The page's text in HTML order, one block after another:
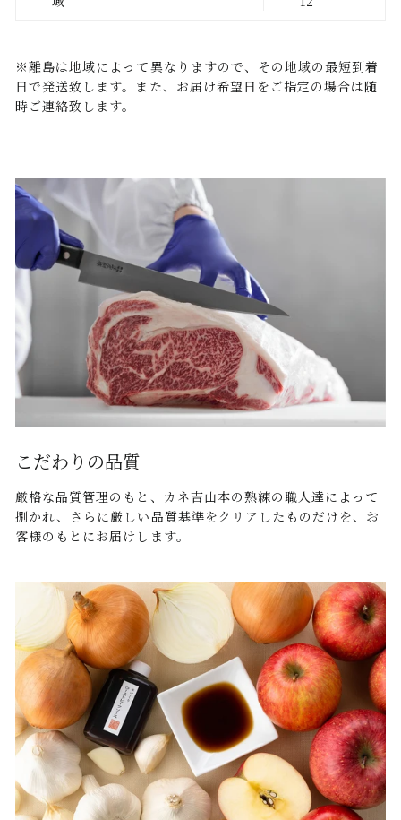
※離島は地域によって異なりますので、その地域の最短到着
日で発送致します。また、お届け希望日をご指定の場合は随
時ご連絡致します。
こだわりの品質
厳格な品質管理のもと、カネ吉山本の熟練の職人達によって
捌かれ、さらに厳しい品質基準をクリアしたものだけを、お
客様のもとにお届けします。